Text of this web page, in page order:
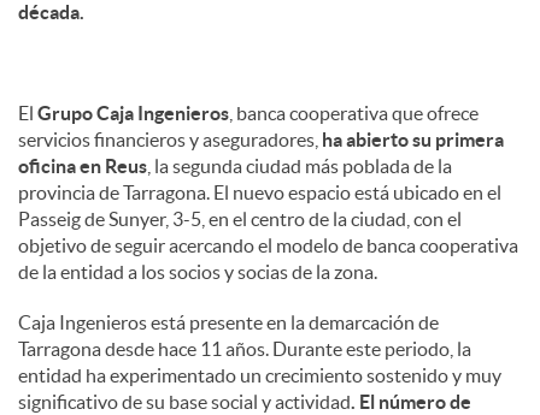
década.
El Grupo Caja Ingenieros , banca cooperativa que ofrece
servicios financieros y aseguradores, ha abierto su primera
oficina en Reus , la segunda ciudad más poblada de la
provincia de Tarragona. El nuevo espacio está ubicado en el
Passeig de Sunyer, 3-5, en el centro de la ciudad, con el
objetivo de seguir acercando el modelo de banca cooperativa
de la entidad a los socios y socias de la zona.
Caja Ingenieros está presente en la demarcación de
Tarragona desde hace 11 años. Durante este periodo, la
entidad ha experimentado un crecimiento sostenido y muy
significativo de su base social y actividad. El número de